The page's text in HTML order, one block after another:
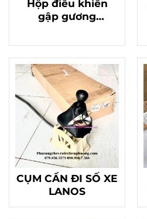
Hộp điều khiển
gập gương
96452644
CỤM CẦN ĐI SỐ XE
LANOS